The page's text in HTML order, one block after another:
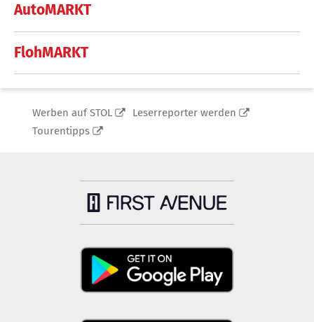
AutoMARKT
FlohMARKT
Werben auf STOL
Leserreporter werden
Tourentipps